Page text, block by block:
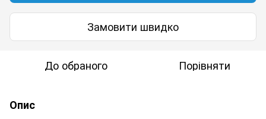
Замовити швидко
До обраного Порівняти
Опис